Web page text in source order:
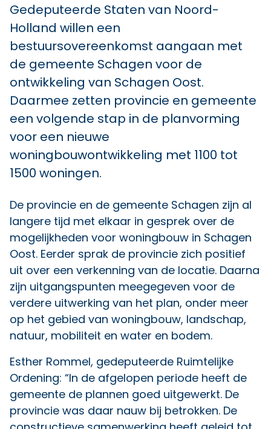
Gedeputeerde Staten van Noord-
Holland willen een
bestuursovereenkomst aangaan met
de gemeente Schagen voor de
ontwikkeling van Schagen Oost.
Daarmee zetten provincie en gemeente
een volgende stap in de planvorming
voor een nieuwe
woningbouwontwikkeling met 1100 tot
1500 woningen.
De provincie en de gemeente Schagen zijn al
langere tijd met elkaar in gesprek over de
mogelijkheden voor woningbouw in Schagen
Oost. Eerder sprak de provincie zich positief
uit over een verkenning van de locatie. Daarna
zijn uitgangspunten meegegeven voor de
verdere uitwerking van het plan, onder meer
op het gebied van woningbouw, landschap,
natuur, mobiliteit en water en bodem.
Esther Rommel, gedeputeerde Ruimtelijke
Ordening: “In de afgelopen periode heeft de
gemeente de plannen goed uitgewerkt. De
provincie was daar nauw bij betrokken. De